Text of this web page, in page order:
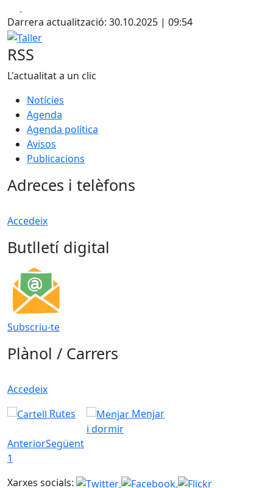
Darrera actualització: 30.10.2025 | 09:54
Taller
RSS
L'actualitat a un clic
Notícies
Agenda
Agenda política
Avisos
Publicacions
Adreces i telèfons
Accedeix
Butlletí digital
Subscriu-te
Plànol / Carrers
Accedeix
Rutes
Menjar
i dormir
AnteriorSegüent
1
Xarxes socials: